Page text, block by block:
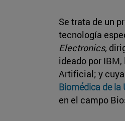
Se trata de un
tecnología
Electronics,
ideado por
Artificial; y
Biomédica de la
en el campo